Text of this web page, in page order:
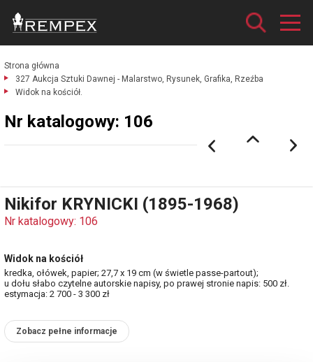
Strona główna
327 Aukcja Sztuki Dawnej - Malarstwo, Rysunek, Grafika, Rzeźba
Widok na kościół.
Nr katalogowy: 106
Nikifor KRYNICKI (1895-1968)
Nr katalogowy: 106
Widok na kościół
kredka, ołówek, papier; 27,7 x 19 cm (w świetle passe-partout);
u dołu słabo czytelne autorskie napisy, po prawej stronie napis: 500 zł.
estymacja: 2 700 - 3 300 zł
Zobacz pełne informacje